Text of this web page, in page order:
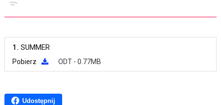
1. SUMMER
Pobierz ODT - 0.77MB
Udostępnij